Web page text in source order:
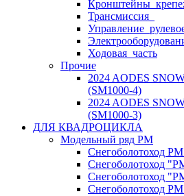
Трансмиссия_
Ходовая_часть
Прочие
2024 AODES
(SM1000-4)
2024 AODES
(SM1000-3)
ДЛЯ КВАДРОЦИКЛА
Модельный ряд РМ
Снегоболотоход
Снегоболотоход
Снегоболотоход
Снегоболотоход